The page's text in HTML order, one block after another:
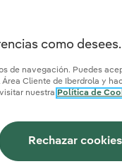
como desees.
de navegación. Puedes
Cliente de Iberdrola y
nuestra Política de
Rechazar cookies